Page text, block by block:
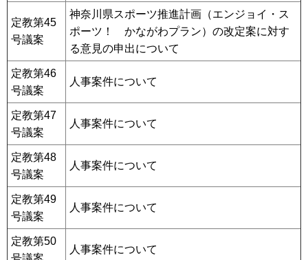
定教第45
号議案
神奈川県スポーツ推進計画（エンジョイ・ス
ポーツ！ かながわプラン）の改定案に対す
る意見の申出について
定教第46
号議案
人事案件について
定教第47
号議案
人事案件について
定教第48
号議案
人事案件について
定教第49
号議案
人事案件について
定教第50
人事案件について